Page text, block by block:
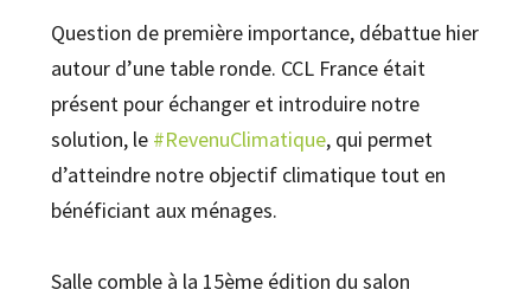
Question de première importance, débattue hier
autour d’une table ronde. CCL France était
présent pour échanger et introduire notre
solution, le #RevenuClimatique, qui permet
d’atteindre notre objectif climatique tout en
bénéficiant aux ménages.
Salle comble à la 15ème édition du salon